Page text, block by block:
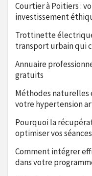
Courtier à Poitiers :
investissement
Trottinette
transport urbain qui
Annuaire
gratuits
Méthodes
votre hypertension
Pourquoi la
optimiser vos
Comment intégrer
dans votre